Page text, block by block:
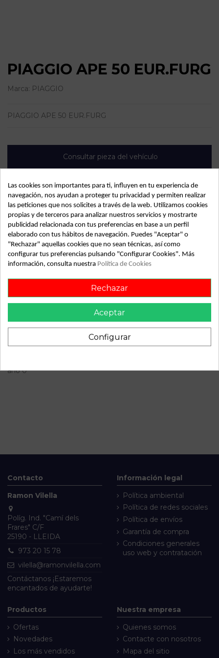
PIAGGIO APE 50 EUR.FURG
Marca: PIAGGIO
PIAGGIO APE 50 EUR.FURG
Consultar pieza del vehículo
Detalles de producto
Año fabricación
0
Bastidor
TL5T604835
APE 50 EUR.FURG
año 0
Contacto
Ramon Vilella
Políg. Ind. "Camí dels
Frares" C/F
25190 - LLEIDA
973 20 15 78
vilella@ramonvilella.com
Contáctanos ¡Estaremos
encantados de ayudarte!
Información legal
Política ambiental
Política de redes sociales
Política de envíos
Garantía de compra
Condiciones generales
uso web y contratación
Productos
Ofertas
Novedades
Los más vendidos
Nuestra empresa
Quienes somos
Contacte con nosotros
Mapa del sitio
Las cookies son importantes para ti, influyen en tu experiencia de
navegación, nos ayudan a proteger tu privacidad y permiten realizar
las peticiones que nos solicites a través de la web. Utilizamos cookies
propias y de terceros para analizar nuestros servicios y mostrarte
publicidad relacionada con tus preferencias en base a un perfil
elaborado con tus hábitos de navegación. Puedes "Aceptar" o
"Rechazar" aquellas cookies que no sean técnicas, así como
configurar tus preferencias pulsando "Configurar Cookies". Más
información, consulta nuestra Política de Cookies
Rechazar
Aceptar
Configurar